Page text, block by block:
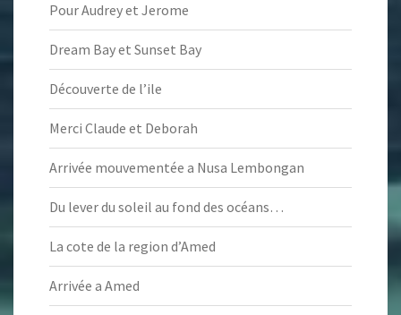
Pour Audrey et Jerome
Dream Bay et Sunset Bay
Découverte de l’ile
Merci Claude et Deborah
Arrivée mouvementée a Nusa Lembongan
Du lever du soleil au fond des océans…
La cote de la region d’Amed
Arrivée a Amed